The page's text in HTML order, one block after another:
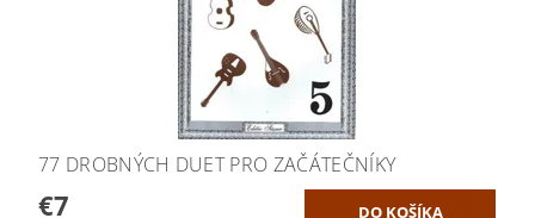
77 DROBNÝCH DUET PRO ZAČÁTEČNÍKY
€7